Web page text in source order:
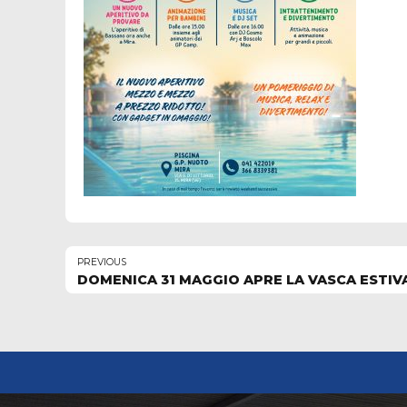
PREVIOUS
DOMENICA 31 MAGGIO APRE LA VASCA